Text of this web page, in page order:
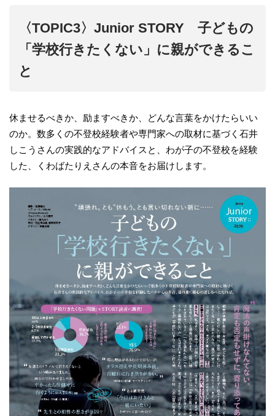
〈TOPIC3〉Junior STORY 子どもの
「学校行きたくない」に親ができるこ
と
休ませるべきか、励ますべきか、どんな言葉をかけたらいい
のか。数多くの不登校経験者や専門家への取材に基づく石井
しこうさんの実践的なアドバイスと、わが子の不登校を経験
した、くわばたりえさんの本音をお届けします。